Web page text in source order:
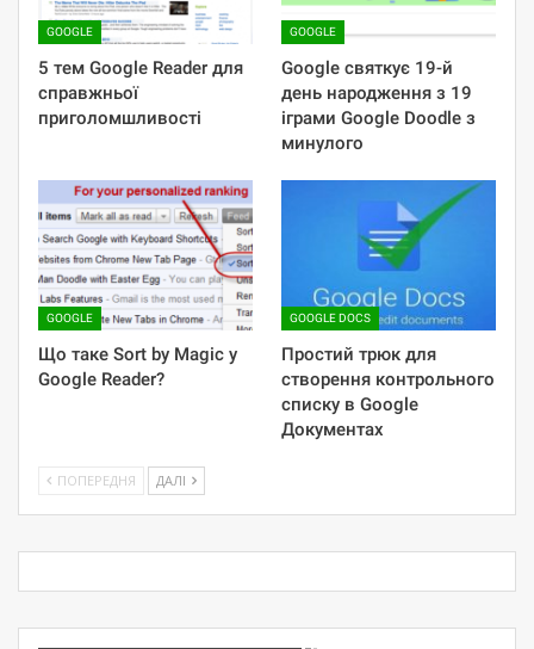
GOOGLE
5 тем Google Reader для
справжньої
приголомшливості
GOOGLE
Google святкує 19-й
день народження з 19
іграми Google Doodle з
минулого
GOOGLE
Що таке Sort by Magic у
Google Reader?
GOOGLE DOCS
Простий трюк для
створення контрольного
списку в Google
Документах
ПОПЕРЕДНЯ ДАЛІ